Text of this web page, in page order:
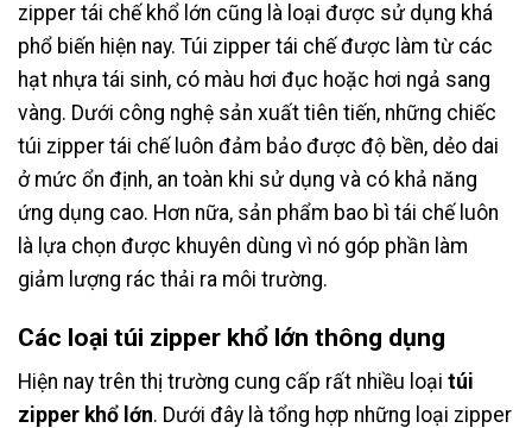
zipper tái chế khổ lớn cũng là loại được sử dụng khá
phổ biến hiện nay. Túi zipper tái chế được làm từ các
hạt nhựa tái sinh, có màu hơi đục hoặc hơi ngả sang
vàng. Dưới công nghệ sản xuất tiên tiến, những chiếc
túi zipper tái chế luôn đảm bảo được độ bền, dẻo dai
ở mức ổn định, an toàn khi sử dụng và có khả năng
ứng dụng cao. Hơn nữa, sản phẩm bao bì tái chế luôn
là lựa chọn được khuyên dùng vì nó góp phần làm
giảm lượng rác thải ra môi trường.
Các loại túi zipper khổ lớn thông dụng
Hiện nay trên thị trường cung cấp rất nhiều loại túi
zipper khổ lớn. Dưới đây là tổng hợp những loại zipper